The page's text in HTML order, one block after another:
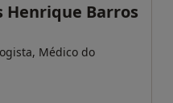
Henrique Barros
Médico do